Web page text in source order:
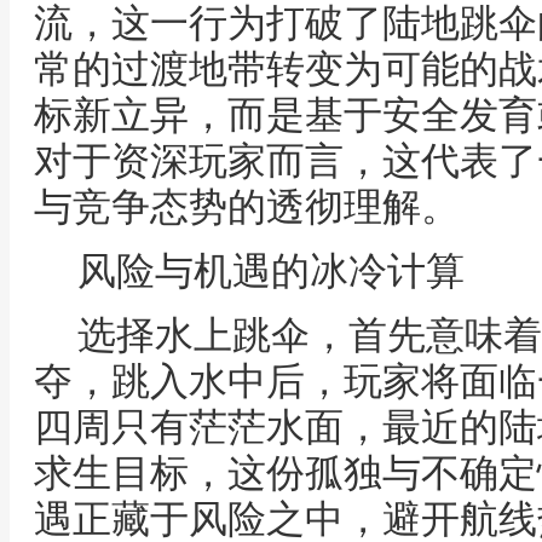
流，这一行为打破了陆地跳
常的过渡地带转变为可能的
标新立异，而是基于安全发
对于资深玩家而言，这代表
与竞争态势的透彻理解。
风险与机遇的冰冷计算
选择水上跳伞，首先意味
夺，跳入水中后，玩家将面
四周只有茫茫水面，最近的
求生目标，这份孤独与不确
遇正藏于风险之中，避开航